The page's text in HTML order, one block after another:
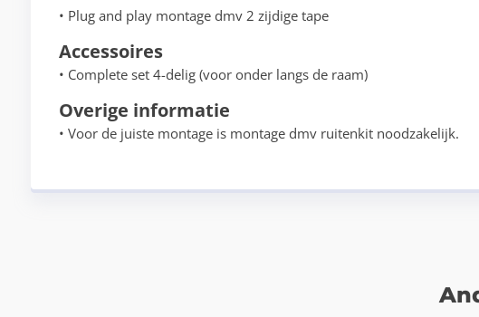
• Plug and play montage dmv 2 zijdige tape
Accessoires
• Complete set 4-delig (voor onder langs de raam)
Overige informatie
• Voor de juiste montage is montage dmv ruitenkit noodzakelijk.